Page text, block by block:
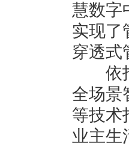
慧数字
实现了
穿透式
依托
全场景
等技术
业主生